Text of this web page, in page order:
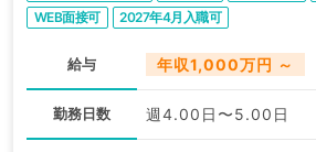
WEB面接可
2027年4月入職可
給与 年収1,000万円 ～
勤務日数 週4.00日〜5.00日